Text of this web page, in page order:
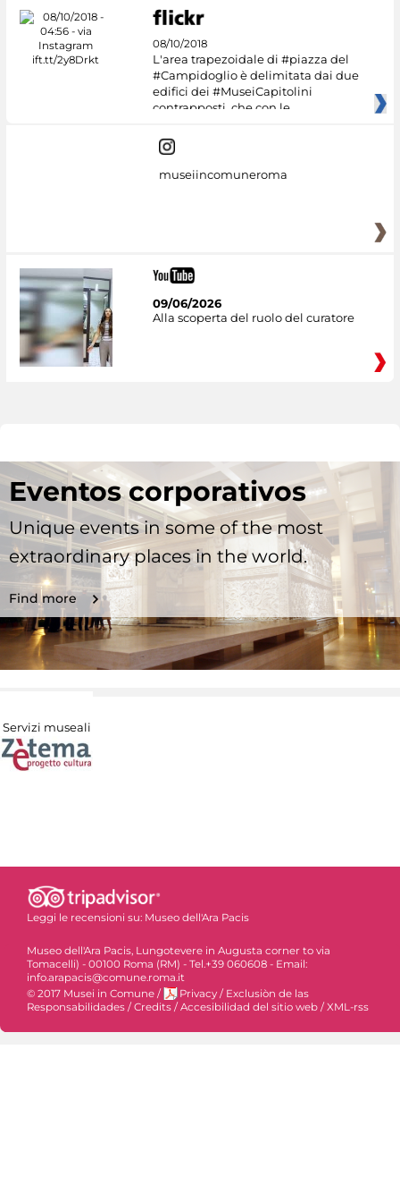
08/10/2018
L'area trapezoidale di #piazza del
#Campidoglio è delimitata dai due
edifici dei #MuseiCapitolini
contrapposti, che con le
museiincomuneroma
09/06/2026
Alla scoperta del ruolo del curatore
Eventos corporativos
Unique events in some of the most
extraordinary places in the world.
Find more
Servizi museali
Leggi le recensioni su: Museo dell'Ara Pacis
Museo dell'Ara Pacis, Lungotevere in Augusta corner to via
Tomacelli) - 00100 Roma (RM) - Tel.+39 060608 - Email:
info.arapacis@comune.roma.it
© 2017 Musei in Comune / Privacy / Exclusiòn de las
Responsabilidades / Credits / Accesibilidad del sitio web / XML-rss